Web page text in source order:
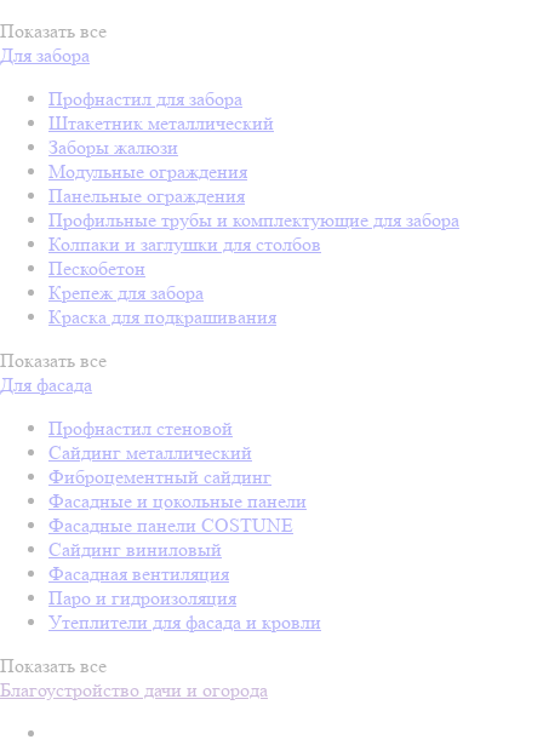
Показать все
Для забора
Профнастил для забора
Штакетник металлический
Заборы жалюзи
Модульные ограждения
Панельные ограждения
Профильные трубы и комплектующие для забора
Колпаки и заглушки для столбов
Пескобетон
Крепеж для забора
Краска для подкрашивания
Показать все
Для фасада
Профнастил стеновой
Сайдинг металлический
Фиброцементный сайдинг
Фасадные и цокольные панели
Фасадные панели COSTUNE
Сайдинг виниловый
Фасадная вентиляция
Паро и гидроизоляция
Утеплители для фасада и кровли
Показать все
Благоустройство дачи и огорода